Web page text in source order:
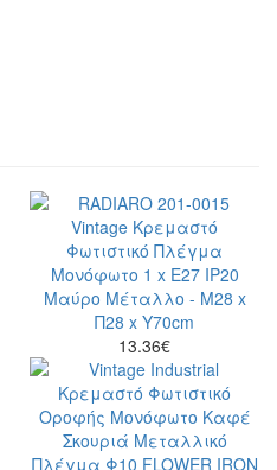
13.36€